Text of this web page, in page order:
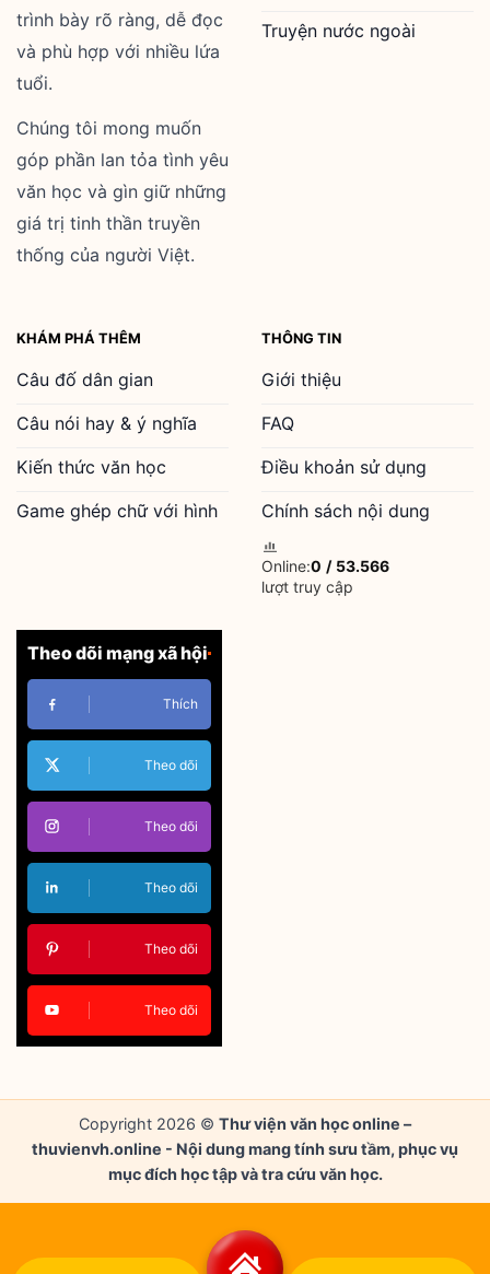
trình bày rõ ràng, dễ đọc
và phù hợp với nhiều lứa
tuổi.
Chúng tôi mong muốn
góp phần lan tỏa tình yêu
văn học và gìn giữ những
giá trị tinh thần truyền
thống của người Việt.
Truyện nước ngoài
KHÁM PHÁ THÊM
Câu đố dân gian
Câu nói hay & ý nghĩa
Kiến thức văn học
Game ghép chữ với hình
THÔNG TIN
Giới thiệu
FAQ
Điều khoản sử dụng
Chính sách nội dung
Online:0 / 53.566
lượt truy cập
Theo dõi mạng xã hội
Thích
Theo dõi
Theo dõi
Theo dõi
Theo dõi
Theo dõi
Copyright 2026 © Thư viện văn học online –
thuvienvh.online - Nội dung mang tính sưu tầm, phục vụ
mục đích học tập và tra cứu văn học.